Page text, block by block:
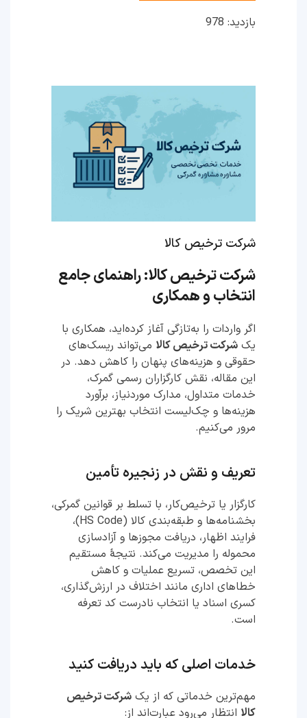
بازدید: 978
شرکت ترخیص کالا
شرکت ترخیص کالا: راهنمای جامع
انتخاب و همکاری
اگر واردات را به‌تازگی آغاز کرده‌اید، همکاری با
یک شرکت ترخیص کالا می‌تواند ریسک‌های
حقوقی و هزینه‌های پنهان را کاهش دهد. در
این مقاله، نقش کارگزاران رسمی گمرک،
خدمات متداول، مدارک موردنیاز، برآورد
هزینه‌ها و چک‌لیست انتخاب بهترین شریک را
مرور می‌کنیم.
تعریف و نقش در زنجیره تأمین
کارگزار یا ترخیص‌کار، با تسلط بر قوانین گمرکی،
بخشنامه‌ها و طبقه‌بندی کالا (HS Code)،
فرایند اظهار، دریافت مجوزها و آزادسازی
محموله را مدیریت می‌کند. نتیجهٔ مستقیم
این تخصص، تسریع عملیات و کاهش
خطاهای اداری مانند اختلاف در ارزش‌گذاری،
کسری اسناد یا انتخاب نادرست کد تعرفه
است.
خدمات اصلی که باید دریافت کنید
مهم‌ترین خدماتی که از یک شرکت ترخیص
کالا انتظار می‌رود عبارت‌اند از: